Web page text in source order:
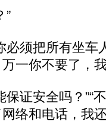
”
须把所有坐车
一你不要了，
证安全吗？”“
络和电话，我还